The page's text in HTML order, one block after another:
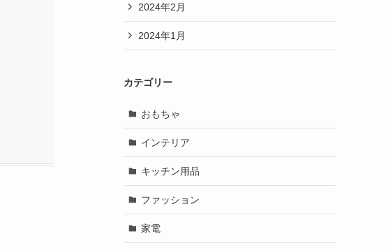
2024年2月
2024年1月
カテゴリー
おもちゃ
インテリア
キッチン用品
ファッション
家電